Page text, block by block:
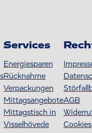
Services
Energiesparen
Rücknahme
Verpackungen
Mittagsangebote
Mittagstisch in
Visselhövede
AGB
Cookies